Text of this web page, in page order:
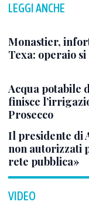
LEGGI ANCHE
Monastier,
Texa: operaio
Acqua potabile
finisce
Prosecco
Il presidente di
non autorizzati
rete pubblica»
VIDEO